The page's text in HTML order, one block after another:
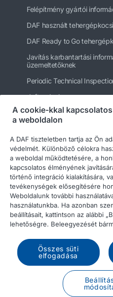
Felépítmény gyártói
DAF használt
DAF Ready to Go
Javítás karbantartási
üzemeltetőknek
Periodic Technical
daftrucks.hu
Egyéb DAF webhelyek
© 2026 DAF Legal
General conditions
Income
A PACCAR COMPANY
A cookie-kkal
a weboldalon
A DAF tiszteletben tartja az Ön
védelmét. Különböző célokra
a weboldal működtetésére, a
kapcsolatos élményének
történő integráció kialakítására,
tevékenységek elősegítésére
Weboldalunk további
használatunkba. Ha azonban
beállításait, kattintson az alábbi
lehetőségre. Beleegyezését
Összes süti
elfogadása